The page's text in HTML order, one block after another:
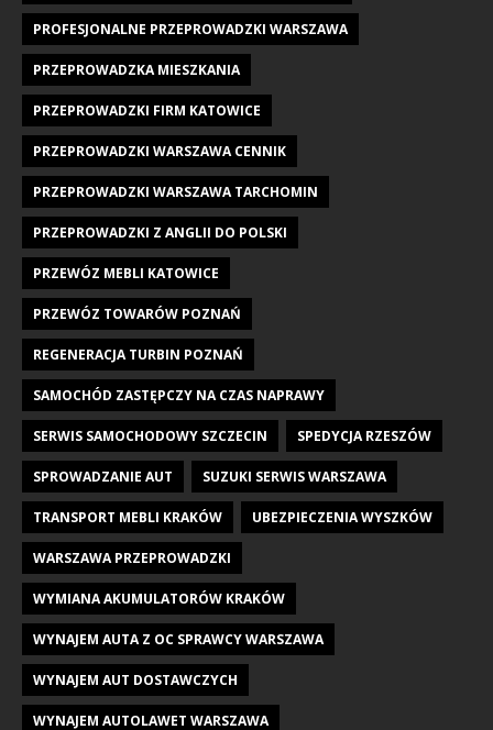
PROFESJONALNE PRZEPROWADZKI WARSZAWA
PRZEPROWADZKA MIESZKANIA
PRZEPROWADZKI FIRM KATOWICE
PRZEPROWADZKI WARSZAWA CENNIK
PRZEPROWADZKI WARSZAWA TARCHOMIN
PRZEPROWADZKI Z ANGLII DO POLSKI
PRZEWÓZ MEBLI KATOWICE
PRZEWÓZ TOWARÓW POZNAŃ
REGENERACJA TURBIN POZNAŃ
SAMOCHÓD ZASTĘPCZY NA CZAS NAPRAWY
SERWIS SAMOCHODOWY SZCZECIN SPEDYCJA RZESZÓW
SPROWADZANIE AUT SUZUKI SERWIS WARSZAWA
TRANSPORT MEBLI KRAKÓW UBEZPIECZENIA WYSZKÓW
WARSZAWA PRZEPROWADZKI
WYMIANA AKUMULATORÓW KRAKÓW
WYNAJEM AUTA Z OC SPRAWCY WARSZAWA
WYNAJEM AUT DOSTAWCZYCH
WYNAJEM AUTOLAWET WARSZAWA